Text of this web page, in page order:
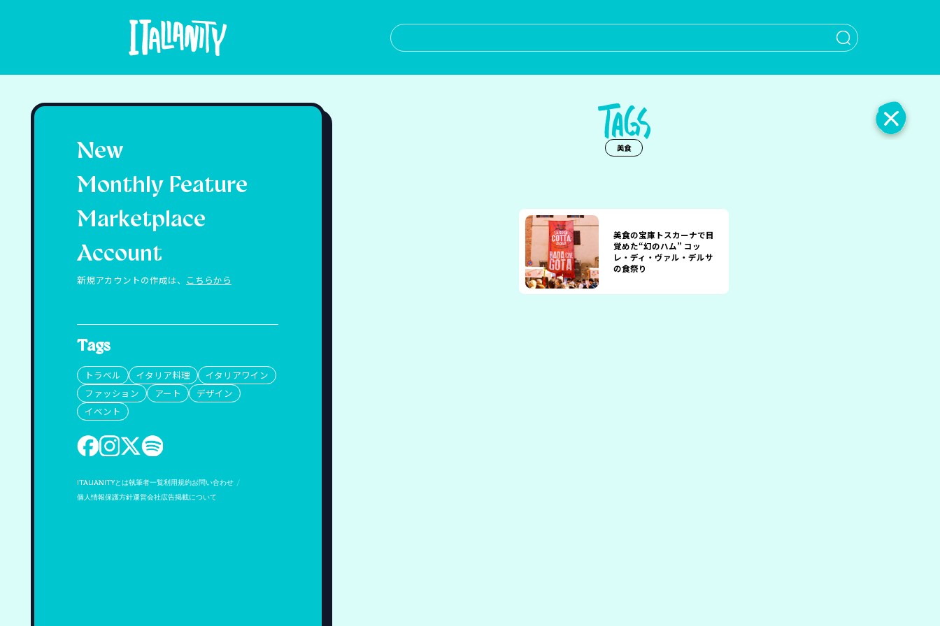
When
New
Monthly Feature
Marketplace
Account
新規アカウントの作成は、 こちらから
Tags
トラベル イタリア料理
イタリアワイン
ファッション
アート
デザイン
イベント
ITALIANITYとは執筆者一覧利用規約お問い合わせ
個人情報保護方針運営会社広告掲載について
美食
美食の宝庫トスカーナで目
覚めた“幻のハム” コッ
レ・ディ・ヴァル・デルサ
の食祭り